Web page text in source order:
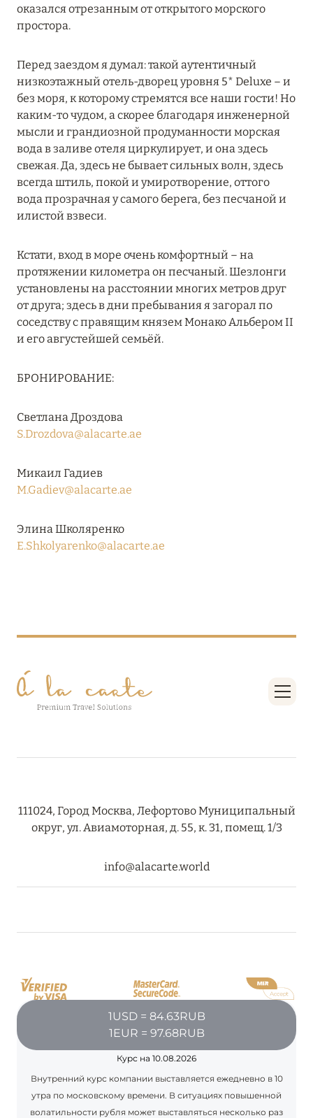
MANDARIN ORIENTAL JUMEIRA, DUBAI:
СКИДКИ ДО 30 % ОТ СУММЫ КОНТРАКТА НА
РАЗМЕЩЕНИЕ ВЕСНОЙ
Подробнее
11 декабря 2024
RIXOS PREMIUM SAADIYAT ISLAND ABU DHABI:
КОНЦЕПЦИЯ «ВСЁ ВКЛЮЧЕНО – ВСЁ
Подробнее
27 сентября 2024
HÔTEL BARRIÈRE LES NEIGES
HÔTEL BARRIÈRE LES NEIGES
HÔTEL BARRIÈRE LES NEIGES
Подробнее
Подробнее
ВЫГОДНАЯ АРИФМЕТИКА ОТ ULTIMA GSTAAD
THE NAUTILUS MALDIVES: МАНТЫ, КИТОВЫЕ
ONE&ONLY PORTONOVI: В АВГУСТЕ ПО
СПЕЦИАЛЬНЫМ ЦЕНАМ
19 июля 2024
BIJAL: АКТУАЛЬНЫЕ СПЕЦИАЛЬНЫЕ
оказался отрезанным от открытого морского
простора.
Перед заездом я думал: такой аутентичный
низкоэтажный отель-дворец уровня 5* Deluxe – и
без моря, к которому стремятся все наши гости! Но
каким-то чудом, а скорее благодаря инженерной
мысли и грандиозной продуманности морская
вода в заливе отеля циркулирует, и она здесь
свежая. Да, здесь не бывает сильных волн, здесь
всегда штиль, покой и умиротворение, оттого
вода прозрачная у самого берега, без песчаной и
илистой взвеси.
Кстати, вход в море очень комфортный – на
протяжении километра он песчаный. Шезлонги
установлены на расстоянии многих метров друг
от друга; здесь в дни пребывания я загорал по
соседству с правящим князем Монако Альбером II
и его августейшей семьёй.
БРОНИРОВАНИЕ:
Светлана Дроздова
S.Drozdova@alacarte.ae
Микаил Гадиев
M.Gadiev@alacarte.ae
Элина Школяренко
E.Shkolyarenko@alacarte.ae
111024, Город Москва, Лефортово Муниципальный
округ, ул. Авиамоторная, д. 55, к. 31, помещ. 1/3
info@alacarte.world
1USD = 84.63RUB
1EUR = 97.68RUB
Курс на 10.08.2026
Внутренний курс компании выставляется ежедневно в 10
утра по московскому времени. В ситуациях повышенной
волатильности рубля может выставляться несколько раз